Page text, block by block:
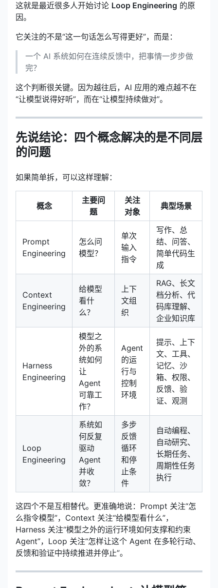
这就是最近很多人开始讨论 Loop Engineering 的原
因。
它关注的不是“这一句话怎么写得更好”，而是：
一个 AI 系统如何在连续反馈中，把事情一步步做
完？
这个判断很关键。因为越往后，AI 应用的难点越不在
“让模型说得好听”，而在“让模型持续做对”。
先说结论：四个概念解决的是不同层
的问题
如果简单拆，可以这样理解：
概念
主要问
题
关注
对象
典型场景
Prompt
Engineering
怎么问
模型？
单次
输入
指令
写作、总
结、问答、
简单代码生
成
Context
Engineering
给模型
看什
么？
上下
文组
织
RAG、长文
档分析、代
码库理解、
企业知识库
Harness
Engineering
模型之
外的系
统如何
让
Agent
可靠工
作？
Agent
的运
行与
控制
环境
提示、上下
文、工具、
记忆、沙
箱、权限、
反馈、验
证、观测
Loop
Engineering
系统如
何反复
驱动
Agent
并收
敛？
多步
反馈
循环
和停
止条
件
自动编程、
自动研究、
长期任务、
周期性任务
执行
这四个不是互相替代。更准确地说：Prompt 关注“怎
么指令模型”，Context 关注“给模型看什么”，
Harness 关注“模型之外的运行环境如何支撑和约束
Agent”，Loop 关注“怎样让这个 Agent 在多轮行动、
反馈和验证中持续推进并停止”。